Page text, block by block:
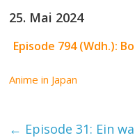
25. Mai 2024
Episode 794 (Wdh.):
Anime in Japan
← Episode 31: Ein